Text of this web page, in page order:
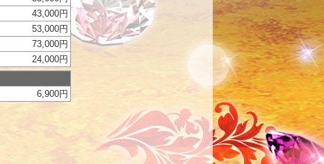
43,000円
53,000円
73,000円
24,000円
6,900円